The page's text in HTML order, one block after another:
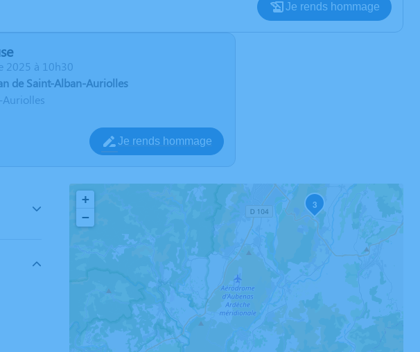
Je rends hommage
2025 à 10h30
de Saint-Alban-Auriolles
Je rends hommage
3
+
−